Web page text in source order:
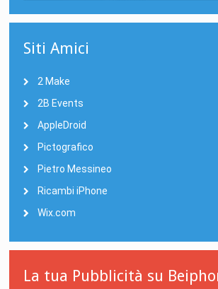
Siti Amici
2 Make
2B Events
AppleDroid
Pictografico
Pietro Messineo
Ricambi iPhone
Wix.com
La tua Pubblicità su